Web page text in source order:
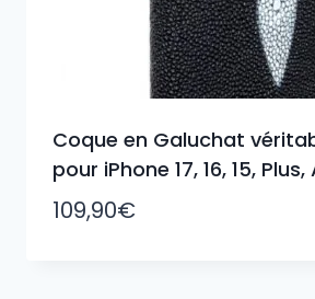
Coque en Galuchat
pour iPhone 17, 16, 15,
109,90€